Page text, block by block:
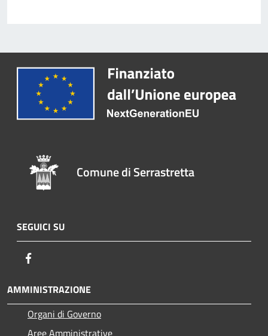
Comune di Serrastretta
SEGUICI SU
AMMINISTRAZIONE
Organi di Governo
Aree Amministrative